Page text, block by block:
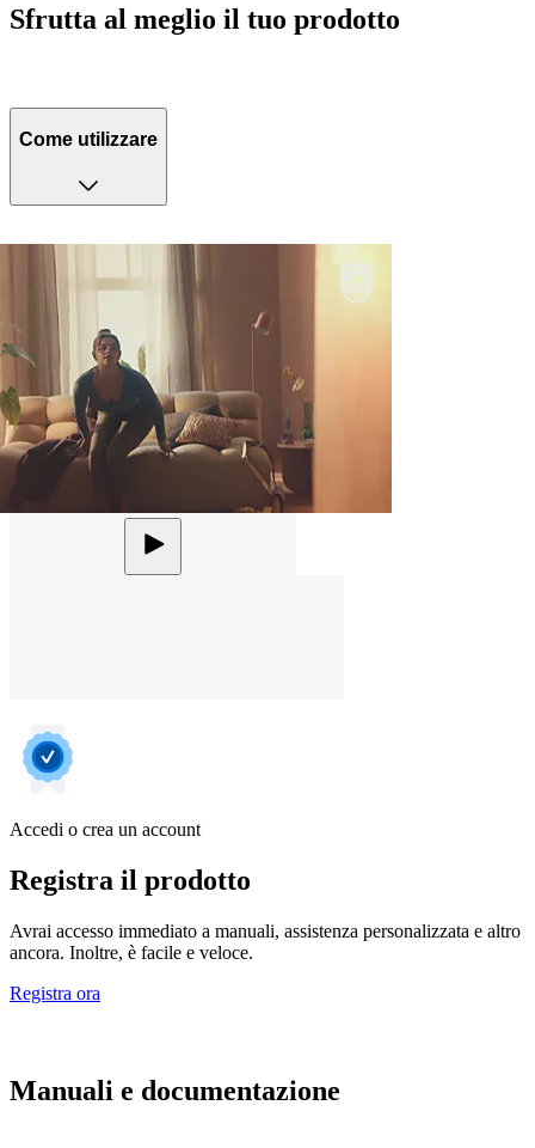
Sfrutta al meglio il tuo prodotto
Come utilizzare
Accedi o crea un account
Registra il prodotto
Avrai accesso immediato a manuali, assistenza personalizzata e altro
ancora. Inoltre, è facile e veloce.
Registra ora
Manuali e documentazione